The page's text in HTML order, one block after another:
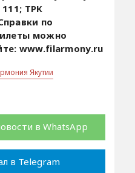
ТРК
по
можно
www.filarmony.ru
Якутии
в WhatsApp
в Telegram